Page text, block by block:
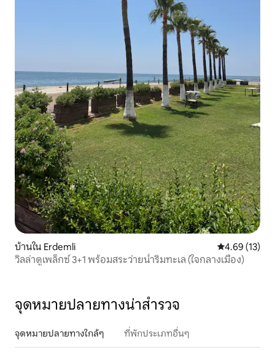
บ้านใน Erdemli คะแนนเฉลี่ย
4.69 (13)
วิลล่าดูเพล็กซ์ 3+1 พร้อมสระว่ายน้ำริมทะเล (ใจกลางเมือง)
จุดหมายปลายทางน่าสำรวจ
จุดหมายปลายทางใกล้ๆ ที่พักประเภทอื่นๆ